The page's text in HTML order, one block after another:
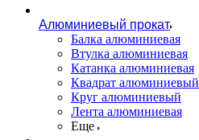
Алюминиевый прокат
Балка алюминиевая
Втулка алюминиевая
Катанка алюминиевая
Квадрат алюминиевый
Круг алюминиевый
Лента алюминиевая
Еще